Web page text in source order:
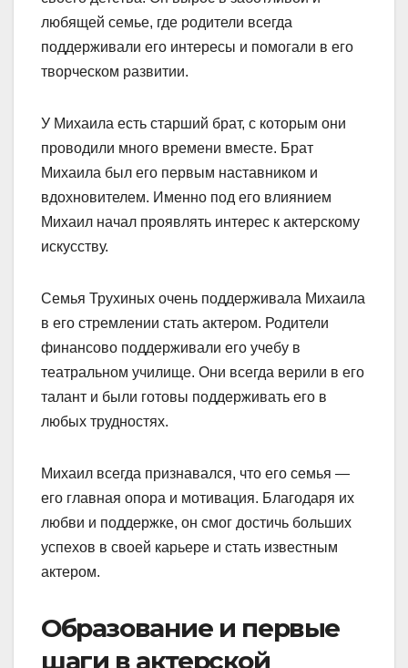
любящей семье, где родители всегда
поддерживали его интересы и помогали в его
творческом развитии.
У Михаила есть старший брат, с которым они
проводили много времени вместе. Брат
Михаила был его первым наставником и
вдохновителем. Именно под его влиянием
Михаил начал проявлять интерес к актерскому
искусству.
Семья Трухиных очень поддерживала Михаила
в его стремлении стать актером. Родители
финансово поддерживали его учебу в
театральном училище. Они всегда верили в его
талант и были готовы поддерживать его в
любых трудностях.
Михаил всегда признавался, что его семья —
его главная опора и мотивация. Благодаря их
любви и поддержке, он смог достичь больших
успехов в своей карьере и стать известным
актером.
Образование и первые
шаги в актерской